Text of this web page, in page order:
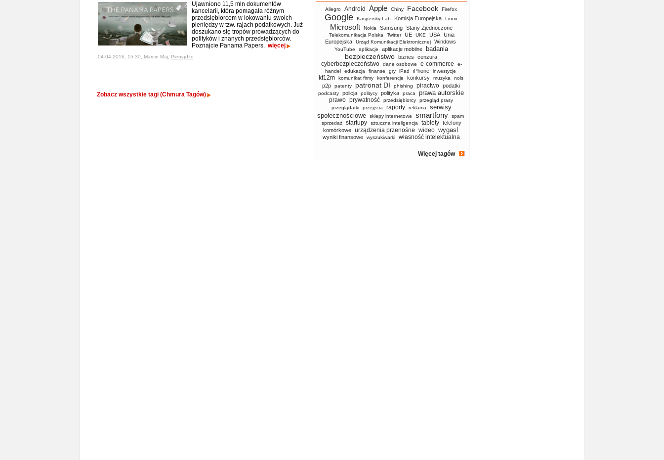
Ujawniono 11,5 mln dokumentów
kancelarii, która pomagała różnym
przedsiębiorcom w lokowaniu swoich
pieniędzy w tzw. rajach podatkowych. Już
doszukano się tropów prowadzących do
polityków i znanych przedsiębiorców.
Poznajcie Panama Papers. więcej
04-04-2016, 15:30, Marcin Maj, Pieniądze
Zobacz wszystkie tagi (Chmura Tagów)
Allegro Android Apple Chiny Facebook Firefox
Google Kaspersky Lab Komisja Europejska Linux
Microsoft Nokia Samsung Stany Zjednoczone
Telekomunikacja Polska Twitter UE UKE USA
Unia
Europejska
Urząd Komunikacji Elektronicznej Windows
YouTube aplikacje aplikacje mobilne badania
bezpieczeństwo biznes cenzura
cyberbezpieczeństwo dane osobowe e-commerce
e-
handel
edukacja finanse gry iPad iPhone inwestycje
kf12m komunikat firmy konferencje konkursy muzyka nols
p2p patenty patronat DI phishing piractwo podatki
podcasty policja politycy polityka praca prawa autorskie
prawo prywatność przedsiębiorcy
przegląd prasy
przeglądarki
przejęcia raporty reklama
serwisy
społecznościowe
sklepy internetowe smartfony
spam
sprzedaż
startupy sztuczna inteligencja tablety telefony
komórkowe urządzenia przenośne wideo wygasl
wyniki finansowe wyszukiwarki własność intelektualna
Więcej tagów